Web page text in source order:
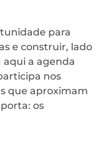
para
e construir, lado
aqui a agenda
nos
que aproximam
os